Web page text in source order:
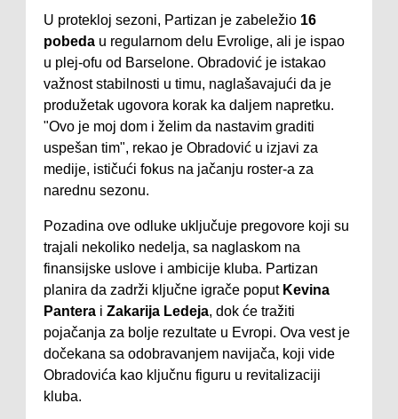
U protekloj sezoni, Partizan je zabeležio 16
pobeda u regularnom delu Evrolige, ali je ispao
u plej-ofu od Barselone. Obradović je istakao
važnost stabilnosti u timu, naglašavajući da je
produžetak ugovora korak ka daljem napretku.
"Ovo je moj dom i želim da nastavim graditi
uspešan tim", rekao je Obradović u izjavi za
medije, ističući fokus na jačanju roster-a za
narednu sezonu.
Pozadina ove odluke uključuje pregovore koji su
trajali nekoliko nedelja, sa naglaskom na
finansijske uslove i ambicije kluba. Partizan
planira da zadrži ključne igrače poput Kevina
Pantera i Zakarija Ledeja, dok će tražiti
pojačanja za bolje rezultate u Evropi. Ova vest je
dočekana sa odobravanjem navijača, koji vide
Obradovića kao ključnu figuru u revitalizaciji
kluba.